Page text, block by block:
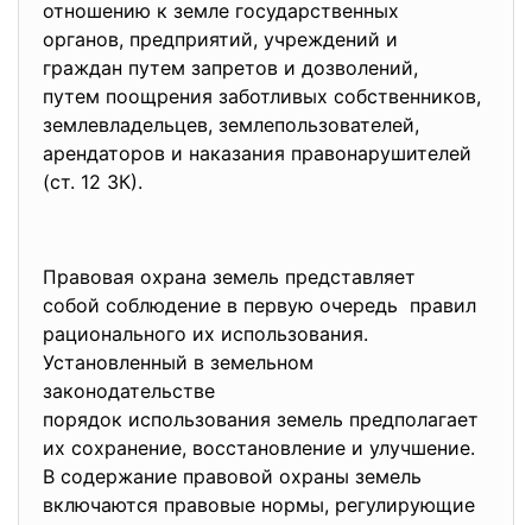
отношению к земле государственных
органов, предприятий, учреждений и
граждан путем запретов и дозволений,
путем поощрения заботливых собственников,
землевладельцев, землепользователей,
арендаторов и наказания правонарушителей
(ст. 12 ЗК).
Правовая охрана земель представляет
собой соблюдение в первую очередь правил
рационального их использования.
Установленный в земельном
законодательстве
порядок использования земель предполагает
их сохранение, восстановление и улучшение.
В содержание правовой охраны земель
включаются правовые нормы, регулирующие